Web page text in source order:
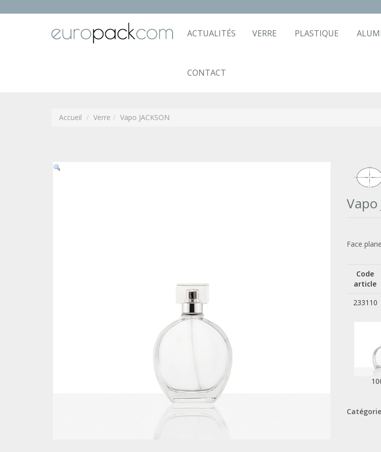
ACTUALITÉS VERRE PLASTIQUE
CONTACT
Accueil Verre Vapo JACKSON
Vapo
Face
Code
article
233110